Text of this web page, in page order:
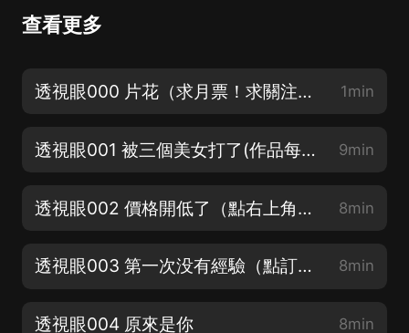
查看更多
透視眼000 片花（求月票！求關注！求訂閱！） 1min
透視眼001 被三個美女打了(作品每日更新的關注點一波） 9min
透視眼002 價格開低了（點右上角訂閱，快速獲取最新章節） 8min
透視眼003 第一次没有經驗（點訂閱不迷路，關注圈子獲取最新動態） 8min
透視眼004 原來是你 8min